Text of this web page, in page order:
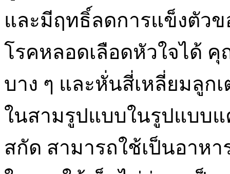
และมีฤทธิ์ลดการแข็งตัวข
โรคหลอดเลือดหัวใจได้
บาง ๆ และหั่นสี่เหลี่ยมลูก
ในสามรูปแบบในรูปแบบ
สกัด สามารถใช้เป็นอาห